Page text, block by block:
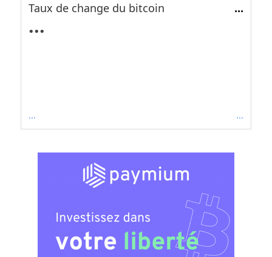
Taux de change du bitcoin ...
...
... ...